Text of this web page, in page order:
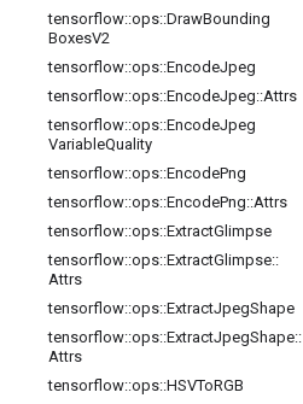
tensorflow::ops::DrawBounding
BoxesV2
tensorflow::ops::EncodeJpeg
tensorflow::ops::EncodeJpeg::Attrs
tensorflow::ops::EncodeJpeg
VariableQuality
tensorflow::ops::EncodePng
tensorflow::ops::EncodePng::Attrs
tensorflow::ops::ExtractGlimpse
tensorflow::ops::ExtractGlimpse::
Attrs
tensorflow::ops::ExtractJpegShape
tensorflow::ops::ExtractJpegShape::
Attrs
tensorflow::ops::HSVToRGB